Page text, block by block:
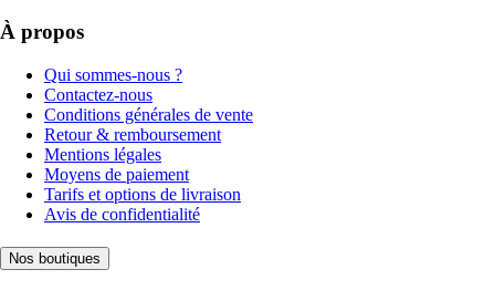
À propos
Qui sommes-nous ?
Contactez-nous
Conditions générales de vente
Retour & remboursement
Mentions légales
Moyens de paiement
Tarifs et options de livraison
Avis de confidentialité
Nos boutiques